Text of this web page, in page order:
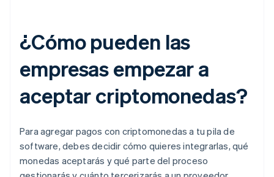
¿Cómo pueden las
empresas empezar a
aceptar criptomonedas?
Para agregar pagos con criptomonedas a tu pila de
software, debes decidir cómo quieres integrarlas, qué
monedas aceptarás y qué parte del proceso